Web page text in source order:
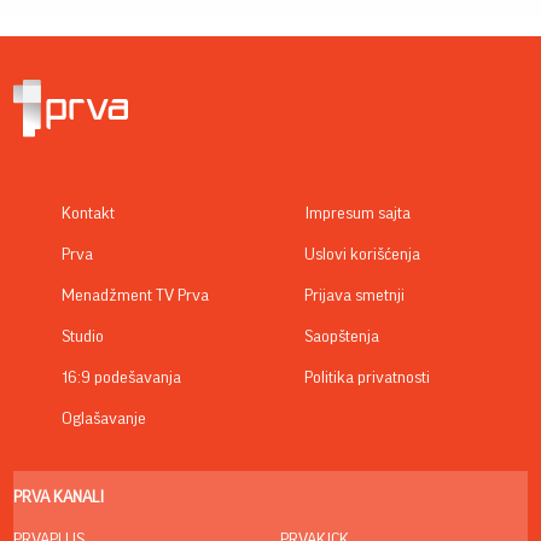
Kontakt
Prva
Menadžment TV Prva
Studio
16:9 podešavanja
Oglašavanje
Impresum sajta
Uslovi korišćenja
Prijava smetnji
Saopštenja
Politika privatnosti
PRVA KANALI